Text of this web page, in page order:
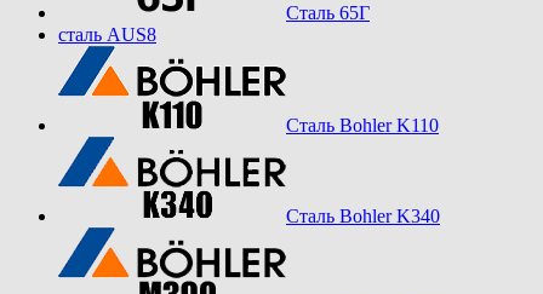
Сталь 65Г
сталь AUS8
Сталь Bohler K110
Сталь Bohler K340